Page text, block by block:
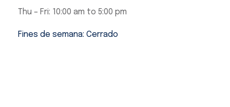
Thu – Fri: 10:00 am to 5:00 pm
Fines de semana: Cerrado